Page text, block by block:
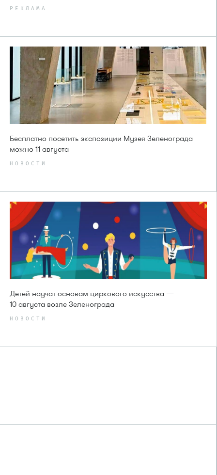
РЕКЛАМА
Бесплатно посетить экспозиции Музея Зеленограда
можно 11 августа
НОВОСТИ
Детей научат основам циркового искусства —
10 августа возле Зеленограда
НОВОСТИ